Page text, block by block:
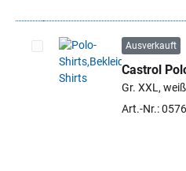
Artikel auswählen
Ausverkauft
Castrol
Gr. XXL, weiß
Art.-Nr.: